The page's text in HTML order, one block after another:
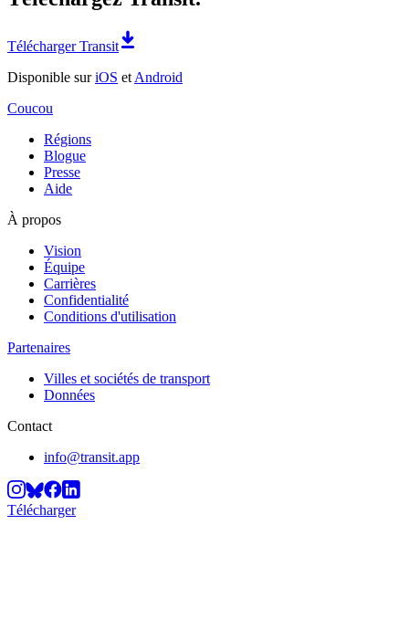
Télécharger Transit
Disponible suriOS et Android
Coucou
Régions
Blogue
Presse
Aide
À propos
Vision
Équipe
Carrières
Confidentialité
Conditions d'utilisation
Partenaires
Villes et sociétés de transport
Données
Contact
info@transit.app
Télécharger